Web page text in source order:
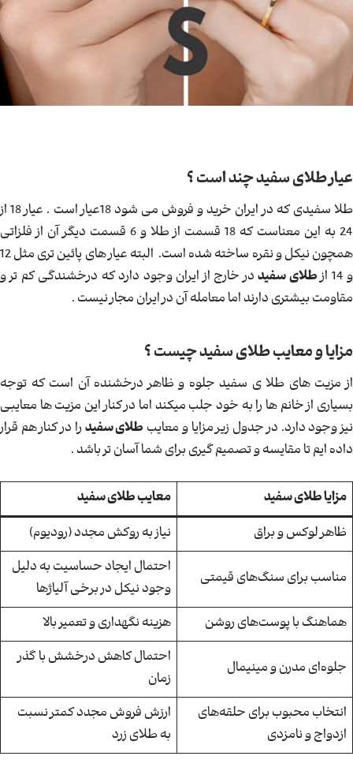
عیار طلای سفید چند است ؟
طلا سفیدی که در ایران خرید و فروش می شود 18عیار است . عیار 18 از
24 به این معناست که 18 قسمت از طلا و 6 قسمت دیگر آن از فلزاتی
همچون نیکل و نقره ساخته شده است. البته عیار های پائین تری مثل 12
و 14 از
طلای سفیددر خارج از ایران وجود دارد که درخشندگی کم تر و
مقاومت بیشتری دارند اما معامله آن در ایران مجار نیست .
مزایا و معایب طلای سفید چیست ؟
از مزیت های طلا ی سفید جلوه و ظاهر درخشنده آن است که توجه
بسیاری از خانم ها را به خود جلب میکند اما در کنار این مزیت ها معایبی
نیز وجود دارد. در جدول زیر مزایا و معایب طلای سفیدرا در کنار هم قرار
داده ایم تا مقایسه و تصمیم گیری برای شما آسان تر باشد .
مزایا طلای سفید
معایب طلای سفید
ظاهر لوکس و براق
نیاز به روکش مجدد (رودیوم)
مناسب برای سنگ‌های قیمتی
احتمال ایجاد حساسیت به دلیل
وجود نیکل در برخی آلیاژها
هماهنگ با پوست‌های روشن
هزینه نگهداری و تعمیر بالا
جلوه‌ای مدرن و مینیمال
احتمال کاهش درخشش با گذر
زمان
انتخاب محبوب برای حلقه‌های
ازدواج و نامزدی
ارزش فروش مجدد کمتر نسبت
به طلای زرد